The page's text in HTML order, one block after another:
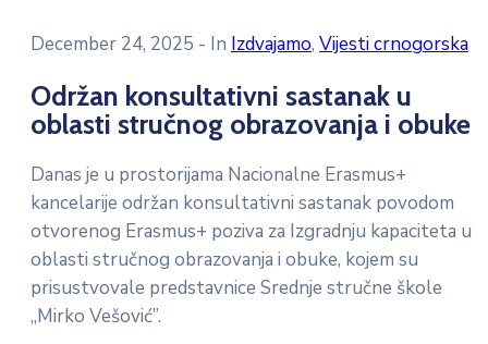
December 24, 2025 - In Izdvajamo‚ Vijesti crnogorska
Održan konsultativni sastanak u
oblasti stručnog obrazovanja i obuke
Danas je u prostorijama Nacionalne Erasmus+
kancelarije održan konsultativni sastanak povodom
otvorenog Erasmus+ poziva za Izgradnju kapaciteta u
oblasti stručnog obrazovanja i obuke, kojem su
prisustvovale predstavnice Srednje stručne škole
„Mirko Vešović”.